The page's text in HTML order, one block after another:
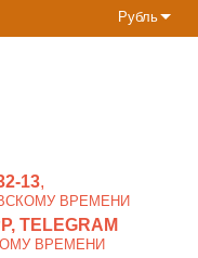
Рубль
13
ВРЕМЕНИ
TELEGRAM
ВРЕМЕНИ